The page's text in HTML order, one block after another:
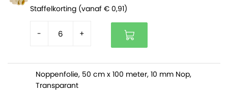
ondoorzichtig
dubbele zelfklevende sluiting
Ideaal voor het versturen van kleding, dozen en
Bestaan voor 70% uit gerecycled materiaal en zijn
100% recyclebaar
Staffelkorting (vanaf € 0,91)
- +
Noppenfolie, 50 cm x 100 meter, 10 mm Nop,
Transparant